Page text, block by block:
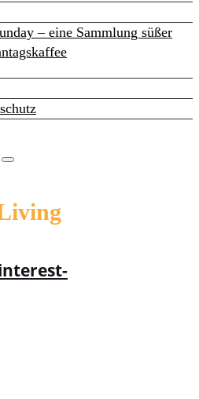
– eine Sammlung süßer